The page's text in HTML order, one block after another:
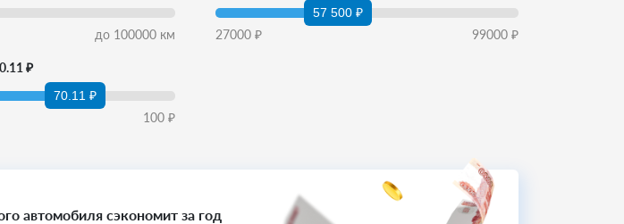
до 100000км
57 500 ₽
27000₽ 99000₽
₽
70.11 ₽
100₽
автомобиля сэкономит за год